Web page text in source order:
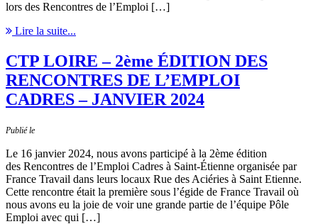
lors des Rencontres de l’Emploi […]
Lire la suite...
CTP LOIRE – 2ème ÉDITION DES
RENCONTRES DE L’EMPLOI
CADRES – JANVIER 2024
Publié le
Le 16 janvier 2024, nous avons participé à la 2ème édition
des Rencontres de l’Emploi Cadres à Saint-Étienne organisée par
France Travail dans leurs locaux Rue des Aciéries à Saint Etienne.
Cette rencontre était la première sous l’égide de France Travail où
nous avons eu la joie de voir une grande partie de l’équipe Pôle
Emploi avec qui […]